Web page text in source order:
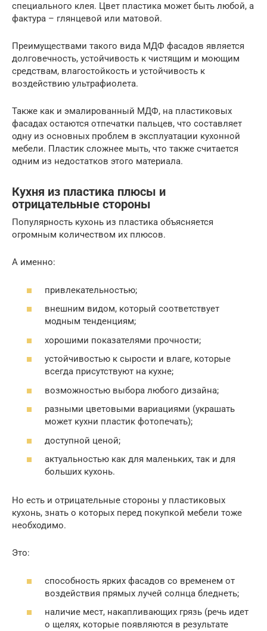
специального клея. Цвет пластика может быть любой, а
фактура – глянцевой или матовой.
Преимуществами такого вида МДФ фасадов является
долговечность, устойчивость к чистящим и моющим
средствам, влагостойкость и устойчивость к
воздействию ультрафиолета.
Также как и эмалированный МДФ, на пластиковых
фасадах остаются отпечатки пальцев, что составляет
одну из основных проблем в эксплуатации кухонной
мебели. Пластик сложнее мыть, что также считается
одним из недостатков этого материала.
Кухня из пластика плюсы и
отрицательные стороны
Популярность кухонь из пластика объясняется
огромным количеством их плюсов.
А именно:
привлекательностью;
внешним видом, который соответствует
модным тенденциям;
хорошими показателями прочности;
устойчивостью к сырости и влаге, которые
всегда присутствуют на кухне;
возможностью выбора любого дизайна;
разными цветовыми вариациями (украшать
может кухни пластик фотопечать);
доступной ценой;
актуальностью как для маленьких, так и для
больших кухонь.
Но есть и отрицательные стороны у пластиковых
кухонь, знать о которых перед покупкой мебели тоже
необходимо.
Это:
способность ярких фасадов со временем от
воздействия прямых лучей солнца бледнеть;
наличие мест, накапливающих грязь (речь идет
о щелях, которые появляются в результате